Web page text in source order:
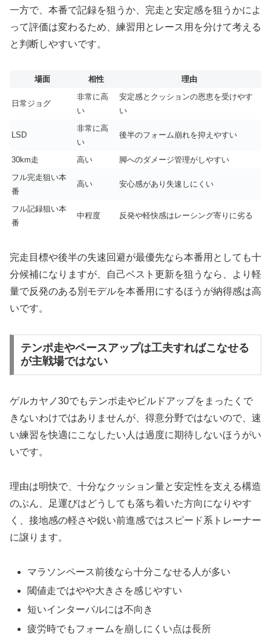
一方で、本番で記録を狙うか、完走と安定感を狙うかによ
って評価は変わるため、練習用とレース用を分けて考える
と判断しやすいです。
場面 相性 理由
日常ジョグ
非常に高
い
安定感とクッションの恩恵を受けやす
い
LSD
非常に高
い
後半のフォーム崩れを抑えやすい
30km走 高い
脚へのダメージ管理がしやすい
フル完走狙い本
番
高い 安心感があり失速しにくい
フル記録狙い本
番
中程度 反発や軽快感はレーシング寄りに劣る
完走目標や後半の失速回避が最優先なら本番用としても十
分候補になりますが、自己ベスト更新を狙うなら、より軽
量で反発のある別モデルを本番用にするほうが納得感は高
いです。
テンポ走やペースアップは工夫すればこなせる
が主戦場ではない
ゲルカヤノ30でもテンポ走やビルドアップをまったくで
きないわけではありませんが、得意分野ではないので、速
い練習を快適にこなしたい人は過度に期待しないほうがい
いです。
理由は明快で、十分なクッション量と安定性を支える構造
のぶん、足運びはどうしても落ち着いた方向になりやす
く、接地感の軽さや鋭い前進感ではスピード系トレーナー
に譲ります。
マラソンペース前後なら十分こなせる人が多い
閾値走ではやや大きさを感じやすい
短いインターバルには不向き
疲労時でもフォームを崩しにくい点は長所